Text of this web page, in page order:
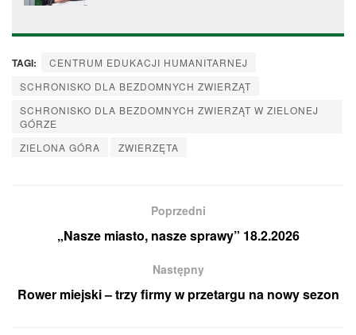
TAGI:
CENTRUM EDUKACJI HUMANITARNEJ
SCHRONISKO DLA BEZDOMNYCH ZWIERZĄT
SCHRONISKO DLA BEZDOMNYCH ZWIERZĄT W ZIELONEJ
GÓRZE
ZIELONA GÓRA
ZWIERZĘTA
Poprzedni
„Nasze miasto, nasze sprawy” 18.2.2026
Następny
Rower miejski – trzy firmy w przetargu na nowy sezon